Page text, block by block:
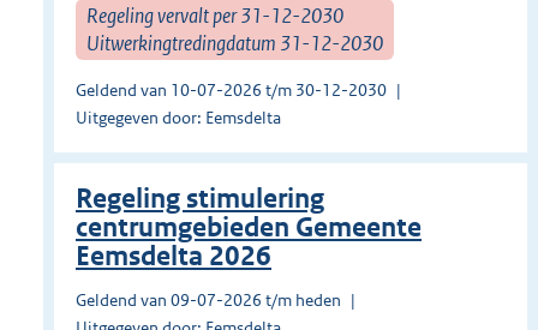
Regeling vervalt per 31-12-2030
Uitwerkingtredingdatum 31-12-2030
Geldend van 10-07-2026 t/m 30-12-2030
Uitgegeven door: Eemsdelta
Regeling stimulering
centrumgebieden Gemeente
Eemsdelta 2026
Geldend van 09-07-2026 t/m heden